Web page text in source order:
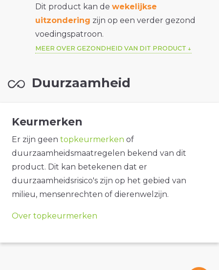
Dit product kan de wekelijkse
uitzondering zijn op een verder gezond
voedingspatroon.
MEER OVER GEZONDHEID VAN DIT PRODUCT
Duurzaamheid
Keurmerken
Er zijn geen topkeurmerken of
duurzaamheidsmaatregelen bekend van dit
product. Dit kan betekenen dat er
duurzaamheidsrisico's zijn op het gebied van
milieu, mensenrechten of dierenwelzijn.
Over topkeurmerken